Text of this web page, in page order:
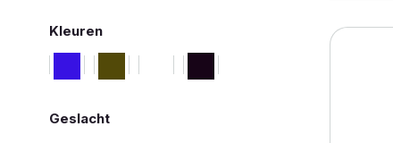
Kleuren
Geslacht